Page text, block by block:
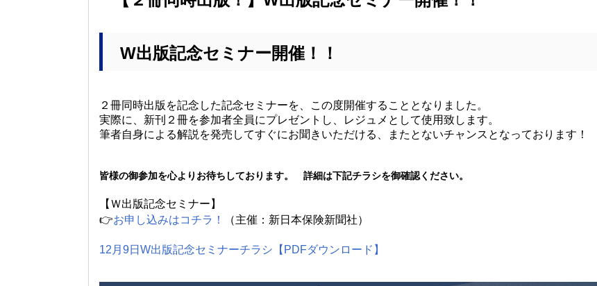
W出版記念セミナー開催！！
２冊同時出版を記念した記念セミナーを、この度開催することとなりました。
実際に、新刊２冊を参加者全員にプレゼントし、レジュメとして使用致します。
筆者自身による解説を発売してすぐにお聞きいただける、またとないチャンスとなっております！
皆様の御参加を心よりお待ちしております。 詳細は下記チラシを御確認ください。
【Ｗ出版記念セミナー】
👉お申し込みはコチラ！ （主催：新日本保険新聞社）
12月9日W出版記念セミナーチラシ【PDFダウンロード】